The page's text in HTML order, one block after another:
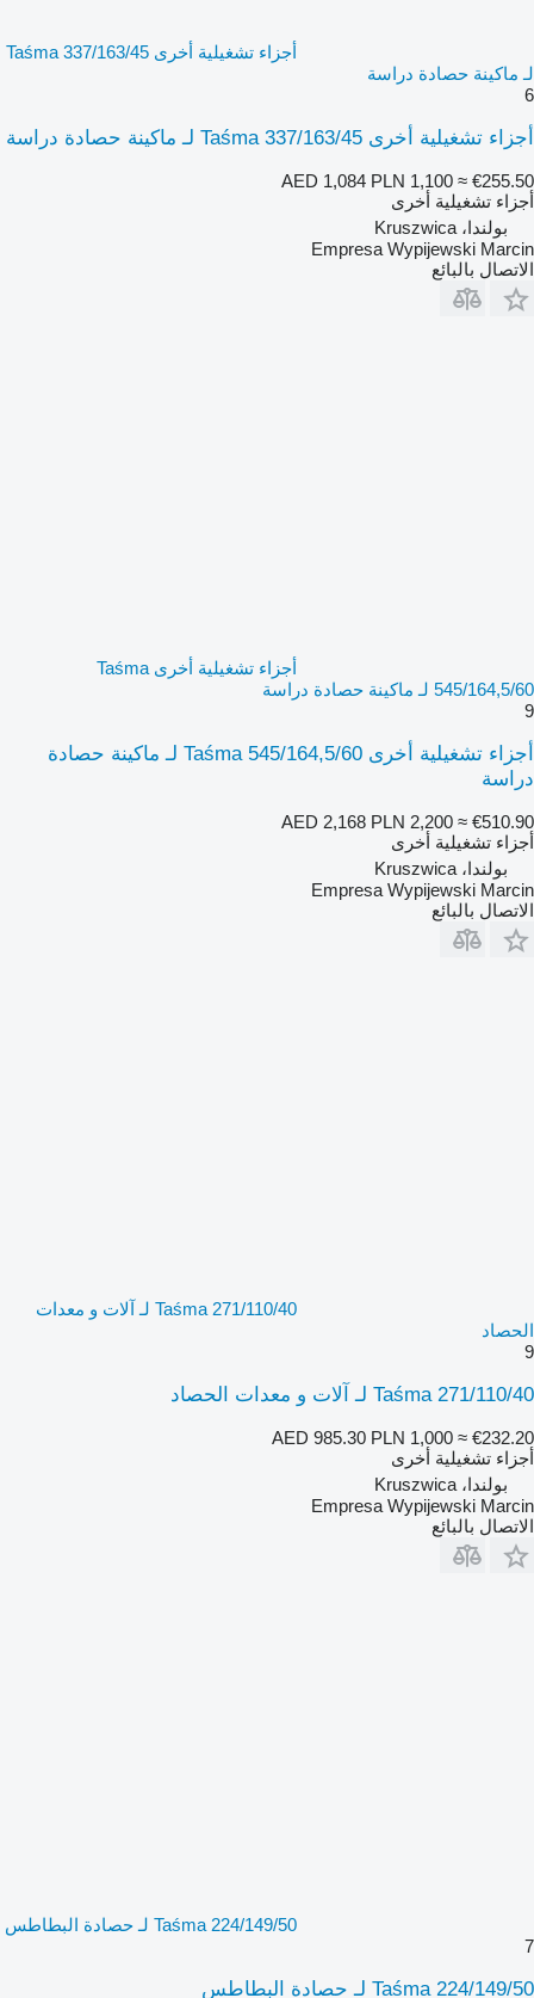
أجزاء تشغيلية أخرى Taśma 337/163/45
لـ ماكينة حصادة دراسة
6
أجزاء تشغيلية أخرى Taśma 337/163/45 لـ ماكينة حصادة دراسة
AED 1,084 PLN 1,100 ≈ €255.50
أجزاء تشغيلية أخرى
بولندا، Kruszwica
Empresa Wypijewski Marcin
الاتصال بالبائع
أجزاء تشغيلية أخرى Taśma
545/164,5/60 لـ ماكينة حصادة دراسة
9
أجزاء تشغيلية أخرى Taśma 545/164,5/60 لـ ماكينة حصادة
دراسة
AED 2,168 PLN 2,200 ≈ €510.90
أجزاء تشغيلية أخرى
بولندا، Kruszwica
Empresa Wypijewski Marcin
الاتصال بالبائع
Taśma 271/110/40 لـ آلات و معدات
الحصاد
9
Taśma 271/110/40 لـ آلات و معدات الحصاد
AED 985.30 PLN 1,000 ≈ €232.20
أجزاء تشغيلية أخرى
بولندا، Kruszwica
Empresa Wypijewski Marcin
الاتصال بالبائع
Taśma 224/149/50 لـ حصادة البطاطس
7
Taśma 224/149/50 لـ حصادة البطاطس